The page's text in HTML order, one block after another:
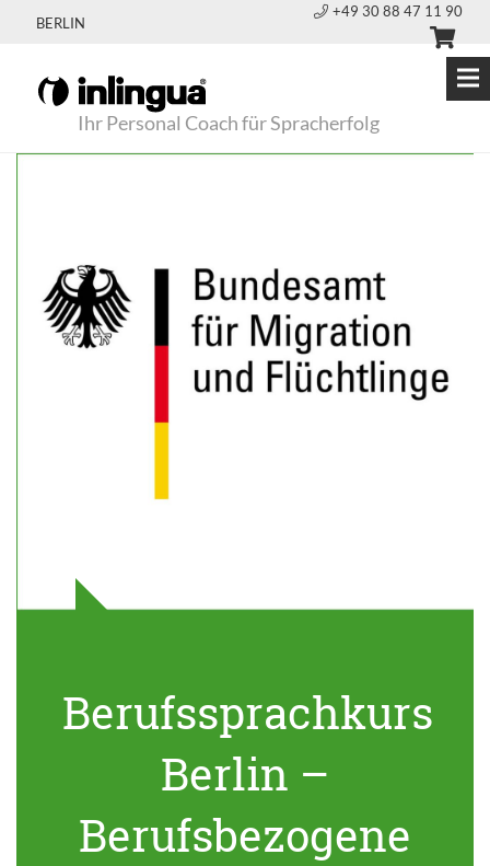
BERLIN
+49 30 88 47 11 90
Ihr Personal Coach für Spracherfolg
Berufssprachkurs
Berlin –
Berufsbezogene